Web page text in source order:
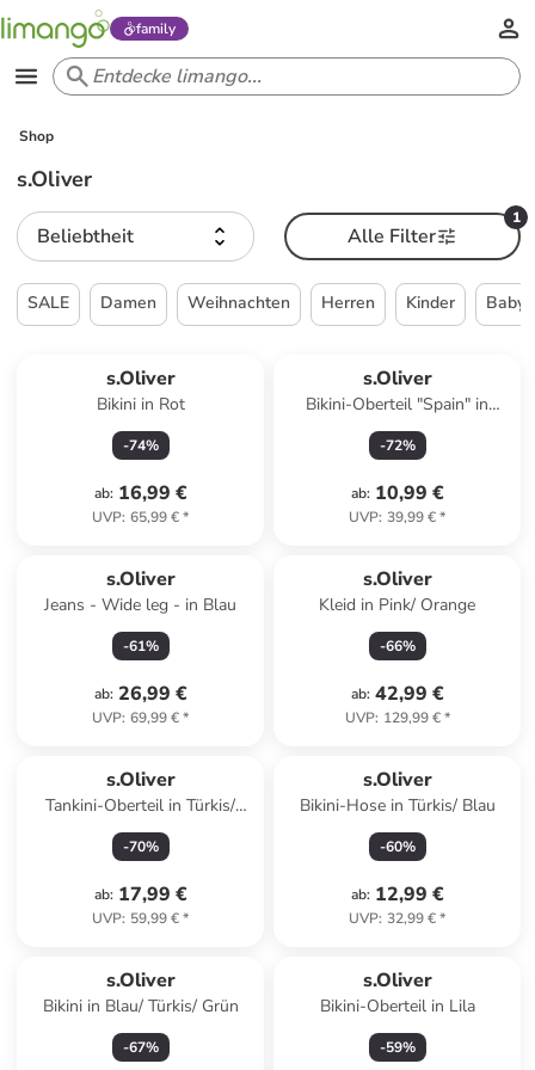
family
Shop
s.Oliver
Beliebtheit
1
Alle Filter
SALE Damen Weihnachten Herren Kinder Babys
s.Oliver
Bikini in Rot
-74%
ab: 16,99 €
UVP: 65,99 €*
s.Oliver
Bikini-Oberteil "Spain" in
Dunkelblau
-72%
ab: 10,99 €
UVP: 39,99 €*
s.Oliver
Jeans - Wide leg - in Blau
-61%
ab: 26,99 €
UVP: 69,99 €*
s.Oliver
Kleid in Pink/ Orange
-66%
ab: 42,99 €
UVP: 129,99 €*
s.Oliver
Tankini-Oberteil in Türkis/
Blau
-70%
ab: 17,99 €
UVP: 59,99 €*
s.Oliver
Bikini-Hose in Türkis/ Blau
-60%
ab: 12,99 €
UVP: 32,99 €*
s.Oliver
Bikini in Blau/ Türkis/ Grün
-67%
s.Oliver
Bikini-Oberteil in Lila
-59%